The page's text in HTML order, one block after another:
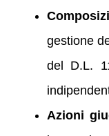
gestione
del D.L.
Azioni